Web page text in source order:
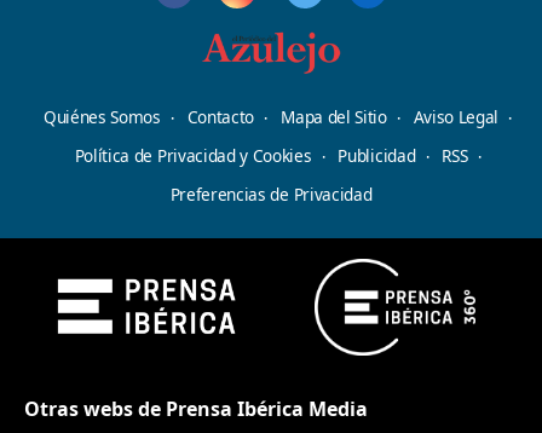
Quiénes Somos Contacto Mapa del Sitio
Aviso Legal
Política de Privacidad y Cookies
Publicidad
RSS
Preferencias de Privacidad
Otras webs de Prensa Ibérica Media